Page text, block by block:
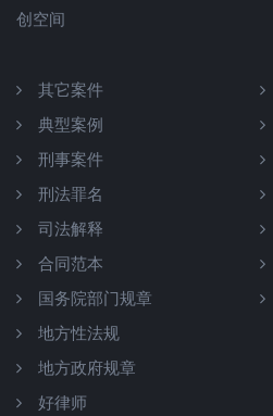
创空间
其它案件
典型案例
刑事案件
刑法罪名
司法解释
合同范本
国务院部门规章
地方性法规
地方政府规章
好律师